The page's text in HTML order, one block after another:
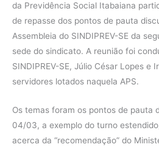
da Previdência Social Itabaiana
de repasse dos pontos de pauta
Assembleia do SINDIPREV-SE da
sede do sindicato. A reunião foi
SINDIPREV-SE, Júlio César Lopes e
servidores lotados naquela APS.
Os temas foram os pontos de pauta
04/03, a exemplo do turno
acerca da “recomendação” do